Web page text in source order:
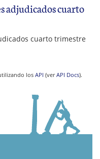
adjudicados cuarto
cuarto trimestre
los API (verAPI Docs).